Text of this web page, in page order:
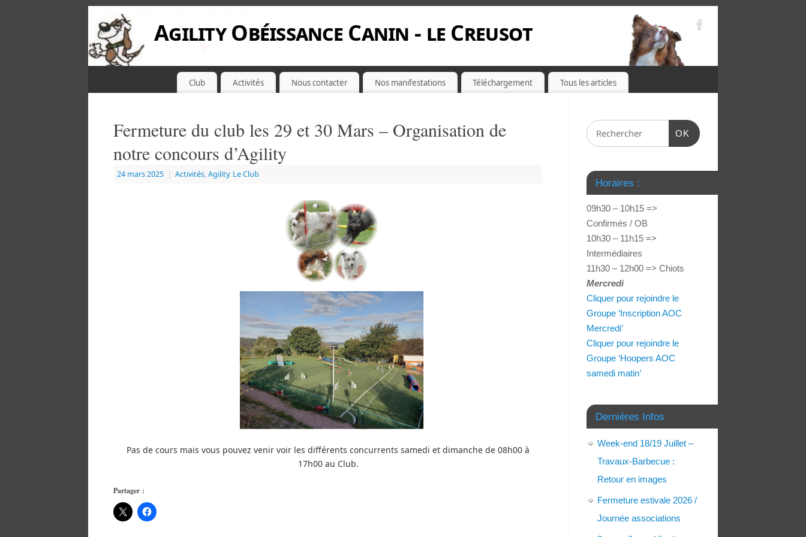
Agility Obéissance Canin - le Creusot
Club Activités Nous contacter Nos manifestations Téléchargement Tous les articles
Fermeture du club les 29 et 30 Mars – Organisation de
notre concours d’Agility
24 mars 2025 | Activités, Agility, Le Club
Pas de cours mais vous pouvez venir voir les différents concurrents samedi et dimanche de 08h00 à
17h00 au Club.
Partager :
OK
Horaires :
09h30 – 10h15 =>
Confirmés / OB
10h30 – 11h15 =>
Intermédiaires
11h30 – 12h00 => Chiots
Mercredi
Cliquer pour rejoindre le
Groupe ‘Inscription AOC
Mercredi’
Cliquer pour rejoindre le
Groupe ‘Hoopers AOC
samedi matin’
Dernières Infos
Week-end 18/19 Juillet –
Travaux-Barbecue :
Retour en images
Fermeture estivale 2026 /
Journée associations